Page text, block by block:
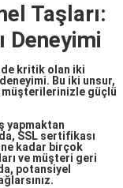
Taşları:
Deneyimi
kritik olan iki
deneyimi. Bu iki unsur,
müşterilerinizle güçlü
yapmaktan
SSL sertifikası
kadar birçok
ve müşteri geri
potansiyel